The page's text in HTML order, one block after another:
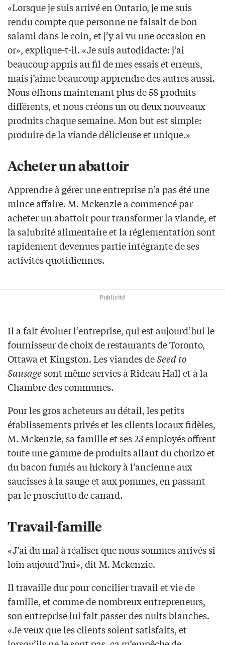
«Lorsque je suis arrivé en Ontario, je me suis
rendu compte que personne ne faisait de bon
salami dans le coin, et j’y ai vu une occasion en
or», explique-t-il. «Je suis autodidacte: j’ai
beaucoup appris au fil de mes essais et erreurs,
mais j’aime beaucoup apprendre des autres aussi.
Nous offrons maintenant plus de 58 produits
différents, et nous créons un ou deux nouveaux
produits chaque semaine. Mon but est simple:
produire de la viande délicieuse et unique.»
Acheter un abattoir
Apprendre à gérer une entreprise n’a pas été une
mince affaire. M. Mckenzie a commencé par
acheter un abattoir pour transformer la viande, et
la salubrité alimentaire et la réglementation sont
rapidement devenues partie intégrante de ses
activités quotidiennes.
Publicité
Il a fait évoluer l’entreprise, qui est aujourd’hui le
fournisseur de choix de restaurants de Toronto,
Ottawa et Kingston. Les viandes deSeed to
Sausagesont même servies à Rideau Hall et à la
Chambre des communes.
Pour les gros acheteurs au détail, les petits
établissements privés et les clients locaux fidèles,
M. Mckenzie, sa famille et ses 23 employés offrent
toute une gamme de produits allant du chorizo et
du bacon fumés au hickory à l’ancienne aux
saucisses à la sauge et aux pommes, en passant
par le prosciutto de canard.
Travail-famille
«J’ai du mal à réaliser que nous sommes arrivés si
loin aujourd’hui», dit M. Mckenzie.
Il travaille dur pour concilier travail et vie de
famille, et comme de nombreux entrepreneurs,
son entreprise lui fait passer des nuits blanches.
«Je veux que les clients soient satisfaits, et